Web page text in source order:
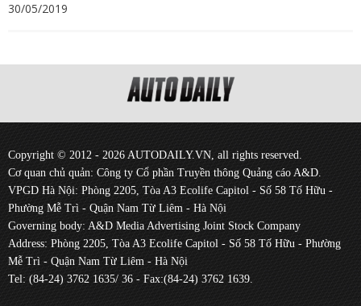
30/05/2019
Copyright © 2012 - 2026 AUTODAILY.VN, all rights reserved.
Cơ quan chủ quản: Công ty Cổ phần Truyền thông Quảng cáo A&D.
VPGD Hà Nội: Phòng 2205, Tòa A3 Ecolife Capitol - Số 58 Tố Hữu -
Phường Mễ Trì - Quận Nam Từ Liêm - Hà Nội
Governing body: A&D Media Advertising Joint Stock Company
Address: Phòng 2205, Tòa A3 Ecolife Capitol - Số 58 Tố Hữu - Phường
Mễ Trì - Quận Nam Từ Liêm - Hà Nội
Tel: (84-24) 3762 1635/ 36 - Fax:(84-24) 3762 1639.